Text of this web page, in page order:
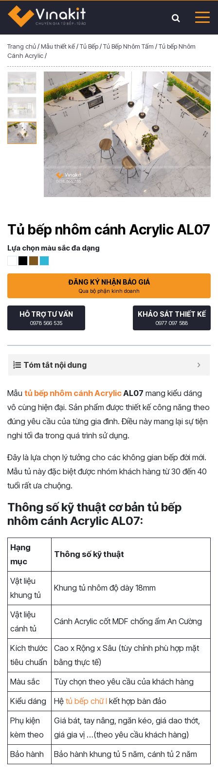
Trang chủ/Mẫu thiết kế/Tủ Bếp/Tủ Bếp Nhôm Tấm /Tủ bếp Nhôm
Cánh Acrylic/
Tủ bếp nhôm cánh Acrylic AL07
Lựa chọn màu sắc đa dạng
ĐĂNG KÝ NHẬN BÁO GIÁ
Qua bộ phận kinh doanh
HỖ TRỢ TƯ VẤN
0978 566 535
KHẢO SÁT THIẾT KẾ
0977 097 588
Tóm tắt nội dung
Mẫu tủ bếp nhôm cánh AcrylicAL07 mang kiểu dáng
vô cùng hiện đại. Sản phẩm được thiết kế công năng theo
đúng yêu cầu của từng gia đình. Điều này mang lại sự tiện
nghi tối đa trong quá trình sử dụng.
Đây là lựa chọn lý tưởng cho các không gian bếp đời mới.
Mẫu tủ này đặc biệt được nhóm khách hàng từ 30 đến 40
tuổi rất ưa chuộng.
Thông số kỹ thuật cơ bản tủ bếp
nhôm cánh Acrylic AL07:
Hạng
mục
Thông số kỹ thuật
Vật liệu
khung tủ
Khung tủ nhôm độ dày 18mm
Vật liệu
cánh tủ
Cánh Acrylic cốt MDF chống ẩm An Cường
Kích thước
tiêu chuẩn
Cao x Rộng x Sâu (tùy chỉnh phù hợp mặt
bằng thực tế)
Màu sắc
Tùy chọn theo yêu cầu của khách hàng
Kiểu dáng
Hệ tủ bếp chữ I kết hợp bàn đảo
Phụ kiện
kèm theo
Giá bát, tay nâng, ngăn kéo, giá dao thớt,
giá gia vị …(theo yêu cầu khách hàng)
Bảo hành
Bảo hành khung tủ 5 năm, cánh tủ 2 năm